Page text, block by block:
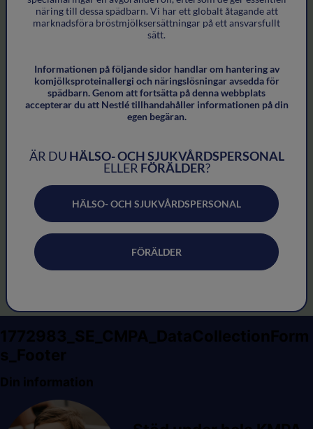
Bananmos
näring till dessa spädbarn. Vi har ett globalt åtagande att
marknadsföra bröstmjölksersättningar på ett ansvarsfullt
sätt.
Informationen på följande sidor handlar om hantering av
komjölksproteinallergi och näringslösningar avsedda för
spädbarn. Genom att fortsätta på denna webbplats
accepterar du att Nestlé tillhandahåller informationen på din
egen begäran.
ÄR DU HÄLSO- OCH SJUKVÅRDSPERSONAL
ELLER FÖRÄLDER?
HÄLSO- OCH SJUKVÅRDSPERSONAL
FÖRÄLDER